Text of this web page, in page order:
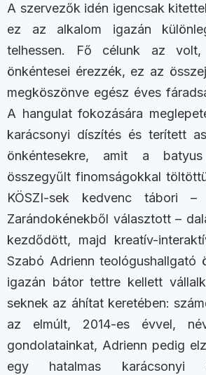
A szervezők idén igencsak
ez az alkalom igazán
telhessen. Fő célunk az
önkéntesei érezzék, ez az
megköszönve egész éves
A hangulat fokozására
karácsonyi díszítés és terített
önkéntesekre, amit a
összegyűlt finomságokkal
KÖSZI-sek kedvenc tábori
Zarándokénekből választott –
kezdődött, majd kreatív-
Szabó Adrienn teológushallgató
igazán bátor tettre kellett
seknek az áhítat keretében:
az elmúlt, 2014-es évvel,
gondolatainkat, Adrienn pedig
egy hatalmas karácsonyi